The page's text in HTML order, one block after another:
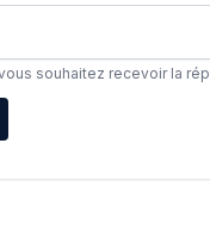
souhaitez recevoir la